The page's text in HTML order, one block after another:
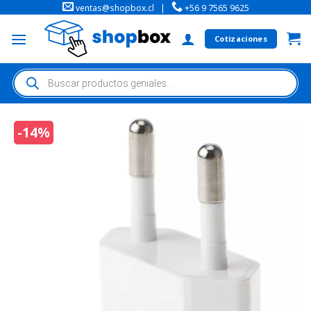
ventas@shopbox.cl | +56 9 7565 9625
Cotizaciones
-14%